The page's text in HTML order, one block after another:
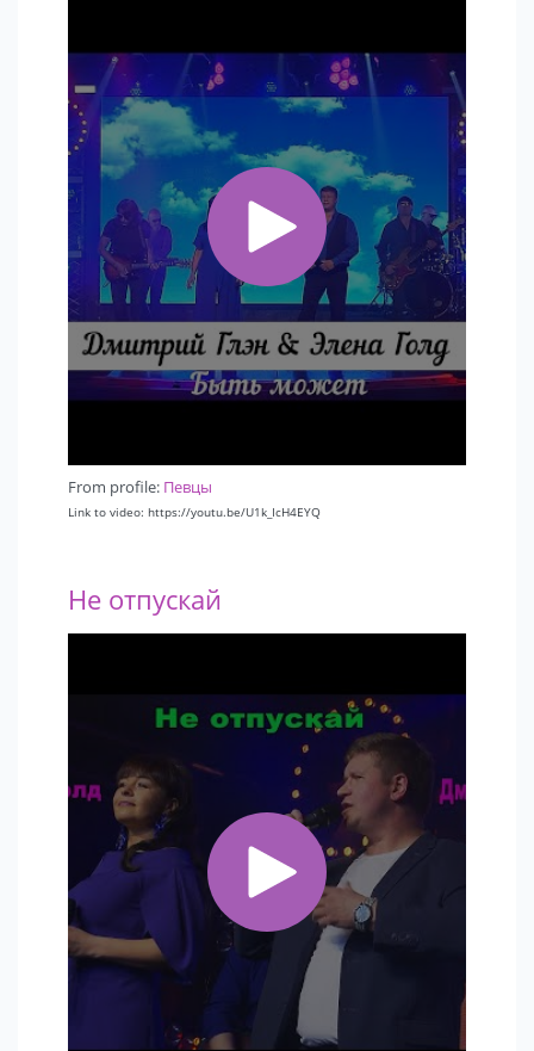
From profile: Певцы
Link to video: https://youtu.be/U1k_IcH4EYQ
Не отпускай